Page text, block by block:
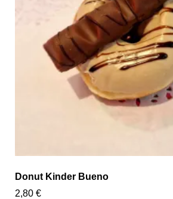
Donut Kinder Bueno
2,80 €